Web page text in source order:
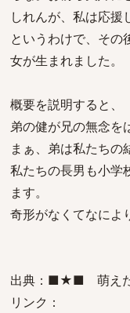
しれんが、私は応援
というわけで、その
女が生まれました。
概要を説明すると、
弟の健が兄の無念を
まぁ、弟は私たちの
私たちの長男も小学
ます。
奇形がなくてなによ
出典：■★■ 萌え
リンク：